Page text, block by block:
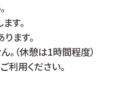
す。
ます。
（休憩は1時間程度）
利用ください。